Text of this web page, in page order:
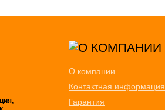
О компании
Контактная информация
Гарантия